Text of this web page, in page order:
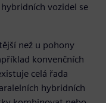
vozidel se
než u pohony
konvenčních
celá řada
hybridních